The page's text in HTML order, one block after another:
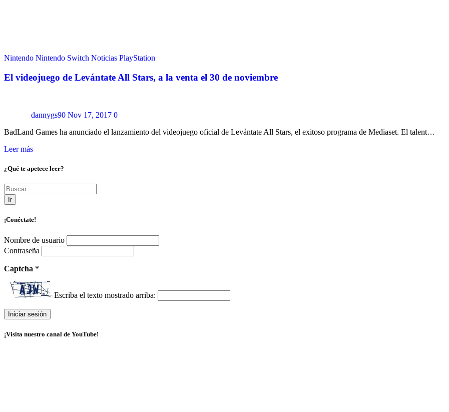
Nintendo Nintendo Switch Noticias PlayStation
El videojuego de Levántate All Stars, a la venta el 30 de noviembre
dannygs90 Nov 17, 2017 0
BadLand Games ha anunciado el lanzamiento del videojuego oficial de Levántate All Stars, el exitoso programa de Mediaset. El talent…
Leer más
¿Qué te apetece leer?
Ir
¡Conéctate!
Nombre de usuario
Contraseña
Captcha *
Escriba el texto mostrado arriba:
¡Visita nuestro canal de YouTube!